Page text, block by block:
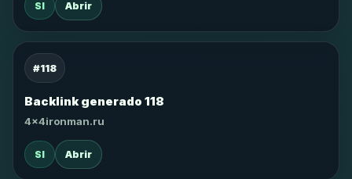
SI Abrir
#118
Backlink generado 118
4x4ironman.ru
SI Abrir